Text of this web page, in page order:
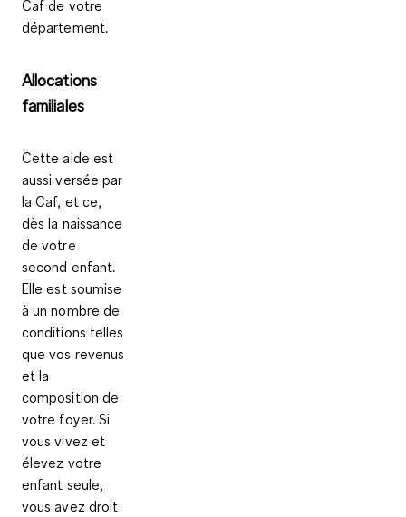
Caf de votre
département.
Allocations
familiales
Cette aide est
aussi versée par
la Caf, et ce,
dès la naissance
de votre
second enfant.
Elle est soumise
à un nombre de
conditions telles
que vos revenus
et la
composition de
votre foyer. Si
vous vivez et
élevez votre
enfant seule,
vous avez droit